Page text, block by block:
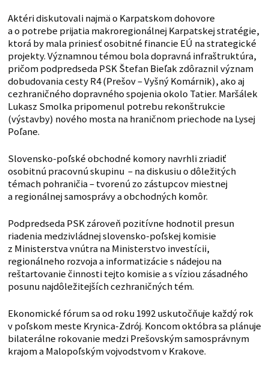
Aktéri diskutovali najmä o Karpatskom dohovore
a o potrebe prijatia makroregionálnej Karpatskej stratégie,
ktorá by mala priniesť osobitné financie EÚ na strategické
projekty. Významnou témou bola dopravná infraštruktúra,
pričom podpredseda PSK Štefan Bieľak zdôraznil význam
dobudovania cesty R4 (Prešov – Vyšný Komárnik), ako aj
cezhraničného dopravného spojenia okolo Tatier. Maršálek
Lukasz Smolka pripomenul potrebu rekonštrukcie
(výstavby) nového mosta na hraničnom priechode na Lysej
Poľane.
Slovensko-poľské obchodné komory navrhli zriadiť
osobitnú pracovnú skupinu – na diskusiu o dôležitých
témach pohraničia – tvorenú zo zástupcov miestnej
a regionálnej samosprávy a obchodných komôr.
Podpredseda PSK zároveň pozitívne hodnotil presun
riadenia medzivládnej slovensko-poľskej komisie
z Ministerstva vnútra na Ministerstvo investícii,
regionálneho rozvoja a informatizácie s nádejou na
reštartovanie činnosti tejto komisie a s víziou zásadného
posunu najdôležitejších cezhraničných tém.
Ekonomické fórum sa od roku 1992 uskutočňuje každý rok
v poľskom meste Krynica-Zdrój. Koncom októbra sa plánuje
bilaterálne rokovanie medzi Prešovským samosprávnym
krajom a Malopoľským vojvodstvom v Krakove.